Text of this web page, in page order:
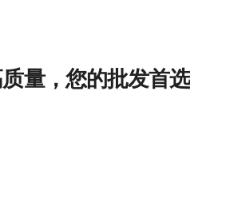
量，您的批发首选